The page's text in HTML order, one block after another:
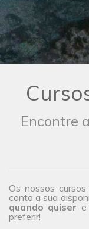
Encontre
Os nossos
conta a sua
quando quiser
preferir!